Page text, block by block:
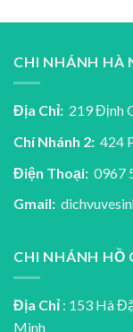
CHI NHÁNH HÀ
Địa Chỉ: 219 Định
Chí Nhánh 2: 424
Điện Thoại: 0967
Gmail:
CHI NHÁNH HỒ
Địa Chỉ : 153 Hà
Minh